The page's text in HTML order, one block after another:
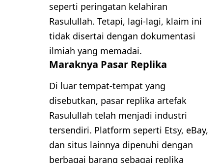
seperti peringatan kelahiran
Rasulullah. Tetapi, lagi-lagi, klaim ini
tidak disertai dengan dokumentasi
ilmiah yang memadai.
Maraknya Pasar Replika
Di luar tempat-tempat yang
disebutkan, pasar replika artefak
Rasulullah telah menjadi industri
tersendiri. Platform seperti Etsy, eBay,
dan situs lainnya dipenuhi dengan
berbagai barang sebagai replika